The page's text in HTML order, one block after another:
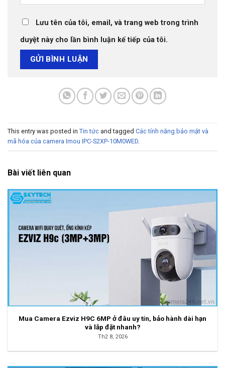
Lưu tên của tôi, email, và trang web trong trình
duyệt này cho lần bình luận kế tiếp của tôi.
This entry was posted in Tin tức and tagged Các tính năng bảo mật và
mã hóa của camera Imou IPC-S2XP-10M0WED.
Bài viết liên quan
Mua Camera Ezviz H9C 6MP ở đâu uy tín, bảo hành dài hạn
và lắp đặt nhanh?
Th2 8, 2026